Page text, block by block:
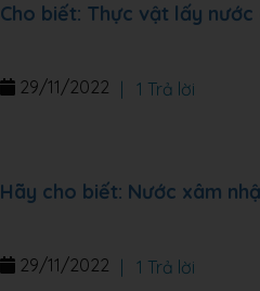
Cho biết: Thực vật lấy
29/11/2022 1 Trả lời
Hãy cho biết: Nước xâm
29/11/2022 1 Trả lời